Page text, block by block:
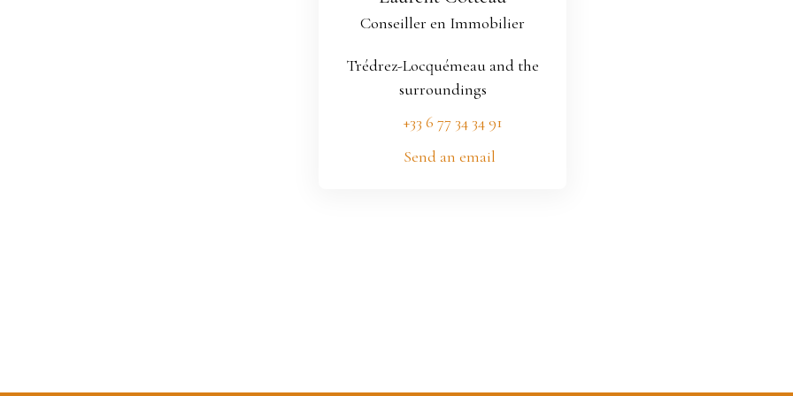
Conseiller en Immobilier
Trédrez-Locquémeau and the
surroundings
+33 6 77 34 34 91
Send an email